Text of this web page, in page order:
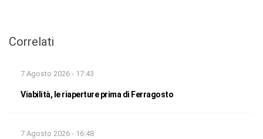
Correlati
7 Agosto 2026 - 17:43
Viabilità, le riaperture prima di Ferragosto
7 Agosto 2026 - 16:48